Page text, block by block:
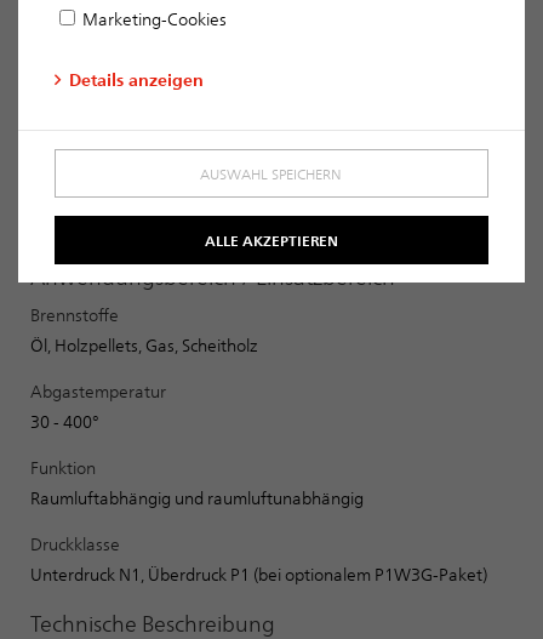
besteht aus dem durchglasierten ERLUS Edelkeramik®-
Muffenrohre sind zur schnelleren und sicheren Verarbeitbarkeit
bereits ab Werk gedämmt und kaschiert und können mit den
hineingesteckt werden. Die Leichtbetonmantelsteine sind
plangeschliffen und werden nur noch mit Klebemörtel versetzt.
Das System ist in einem Durchmesser von bis zu 20 cm
Anwendungsbereich / Einsatzbereich
Brennstoffe
Öl, Holzpellets, Gas, Scheitholz
Abgastemperatur
30 - 400°
Funktion
Raumluftabhängig und raumluftunabhängig
Druckklasse
Unterdruck N1, Überdruck P1 (bei optionalem P1W3G-Paket)
Technische Beschreibung
Marketing-Cookies
Details anzeigen
AUSWAHL SPEICHERN
ALLE AKZEPTIEREN